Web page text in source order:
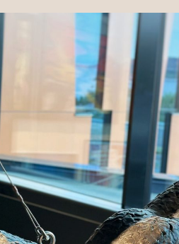
Galleri R/ART
Kunstsamlingen Ervik &